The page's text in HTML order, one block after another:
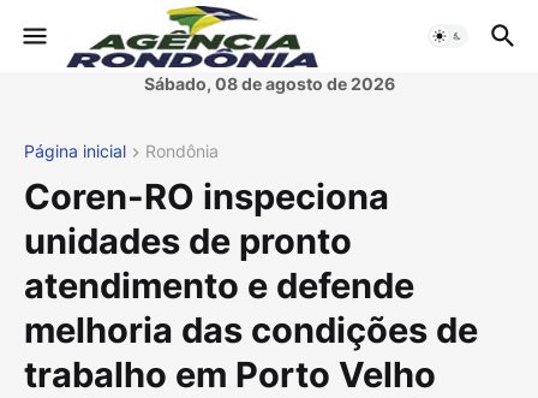
Sábado, 08 de agosto de 2026
Página inicial Rondônia
Coren-RO inspeciona
unidades de pronto
atendimento e defende
melhoria das condições de
trabalho em Porto Velho